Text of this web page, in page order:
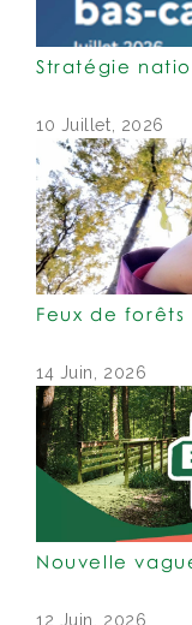
Stratégie
10 Juillet, 2026
Feux de forêts
14 Juin, 2026
Nouvelle
12 Juin, 2026